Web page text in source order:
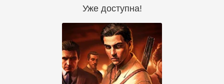
Уже доступна!